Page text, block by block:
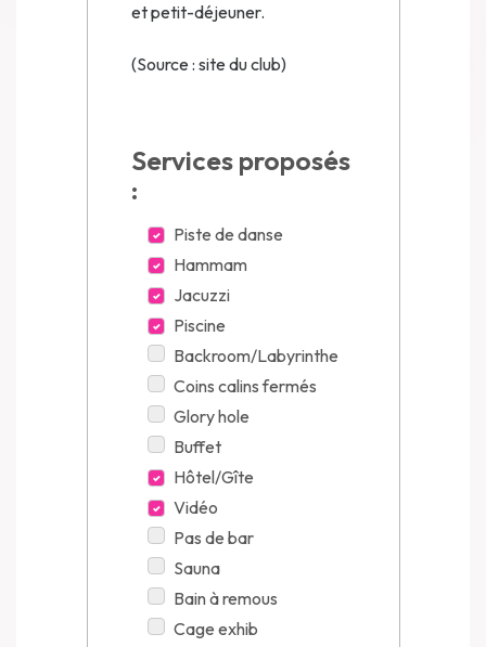
et petit-déjeuner.
(Source : site du club)
Services proposés
:
Piste de danse
Hammam
Jacuzzi
Piscine
Backroom/Labyrinthe
Coins calins fermés
Glory hole
Buffet
Hôtel/Gîte
Vidéo
Pas de bar
Sauna
Bain à remous
Cage exhib